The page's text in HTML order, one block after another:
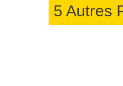
5 Autres